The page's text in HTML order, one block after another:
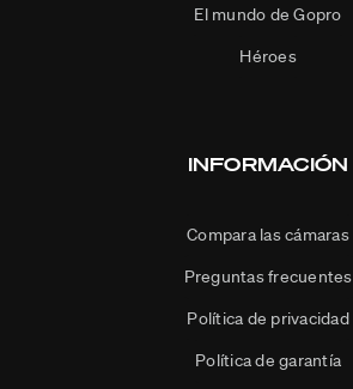
El mundo de Gopro
Héroes
INFORMACIÓN
Compara las cámaras
Preguntas frecuentes
Política de privacidad
Política de garantía